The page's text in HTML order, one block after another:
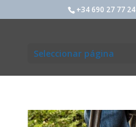
+34 690 27 77 24
Seleccionar página